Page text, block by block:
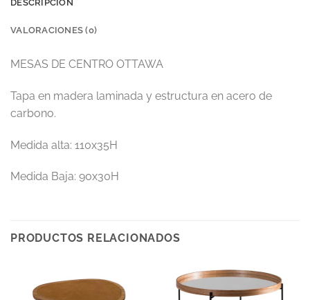
DESCRIPCIÓN
VALORACIONES (0)
MESAS DE CENTRO OTTAWA
Tapa en madera laminada y estructura en acero de
carbono.
Medida alta: 110x35H
Medida Baja: 90x30H
PRODUCTOS RELACIONADOS